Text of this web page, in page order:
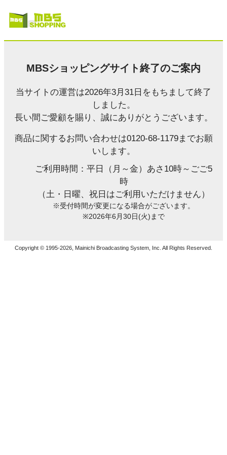
MBSショッピングサイト終了のご案内
当サイトの運営は2026年3月31日をもちまして終了
しました。
長い間ご愛顧を賜り、誠にありがとうございます。
商品に関するお問い合わせは0120-68-1179までお願
いします。
ご利用時間：平日（月～金）あさ10時～ごご5
時
（土・日曜、祝日はご利用いただけません）
※受付時間が変更になる場合がございます。
※2026年6月30日(火)まで
Copyright © 1995-2026, Mainichi Broadcasting System, Inc. All Rights Reserved.